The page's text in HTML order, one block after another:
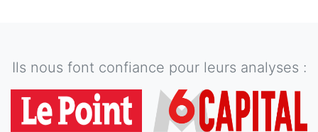
Ils nous font confiance pour leurs analyses :